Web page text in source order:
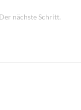
nächste Schritt.